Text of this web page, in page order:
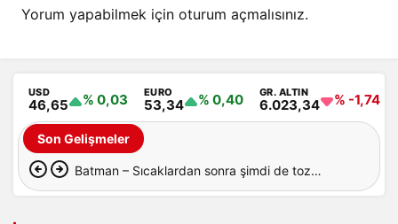
Yorum yapabilmek için oturum açmalısınız.
USD
46,65 % 0,03 EURO
53,34 % 0,40 GR. ALTIN
6.023,34 % -1,74
Son Gelişmeler
Batman – Sıcaklardan sonra şimdi de toz